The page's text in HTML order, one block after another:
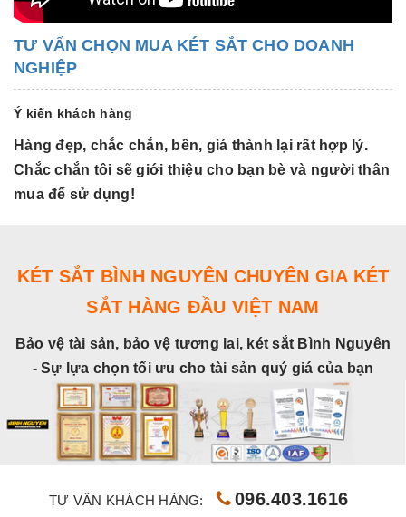
TƯ VẤN CHỌN MUA KÉT SẮT CHO DOANH
NGHIỆP
Ý kiến khách hàng
Hàng đẹp, chắc chắn, bền, giá thành lại rất hợp lý.
Chắc chắn tôi sẽ giới thiệu cho bạn bè và người thân
mua để sử dụng!
KÉT SẮT BÌNH NGUYÊN CHUYÊN GIA KÉT
SẮT HÀNG ĐẦU VIỆT NAM
Bảo vệ tài sản, bảo vệ tương lai, két sắt Bình Nguyên
- Sự lựa chọn tối ưu cho tài sản quý giá của bạn
TƯ VẤN KHÁCH HÀNG:
096.403.1616